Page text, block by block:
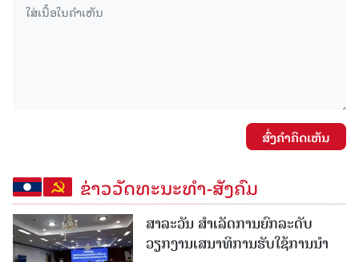
ສົ່ງຄໍາຄິດເຫັນ
ຂ່າວວັດທະນະທຳ-ສັງຄົມ
ສາລະວັນ ສໍາເລັດການຍົກລະດັບ
ວຽກງານເສນາທິການຮັບໃຊ້ການນໍາ